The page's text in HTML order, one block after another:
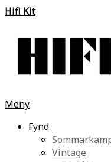
Hifi Kit
Meny
Fynd
Vintage